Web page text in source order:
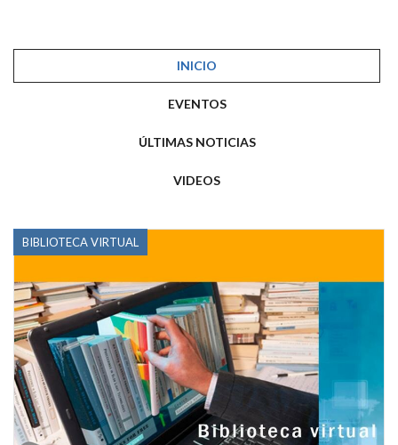
INICIO
EVENTOS
ÚLTIMAS NOTICIAS
VIDEOS
BIBLIOTECA VIRTUAL